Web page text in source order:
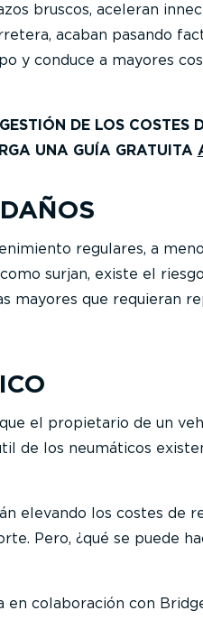
bruscos, aceleran
acaban pasando
y conduce a mayores
DE LOS COSTES
UNA GUÍA GRATUITA
regulares, a
surjan, existe el
mayores que requieran
el propietario de un
de los neumáticos
elevando los costes de
Pero, ¿qué se puede
en colaboración con